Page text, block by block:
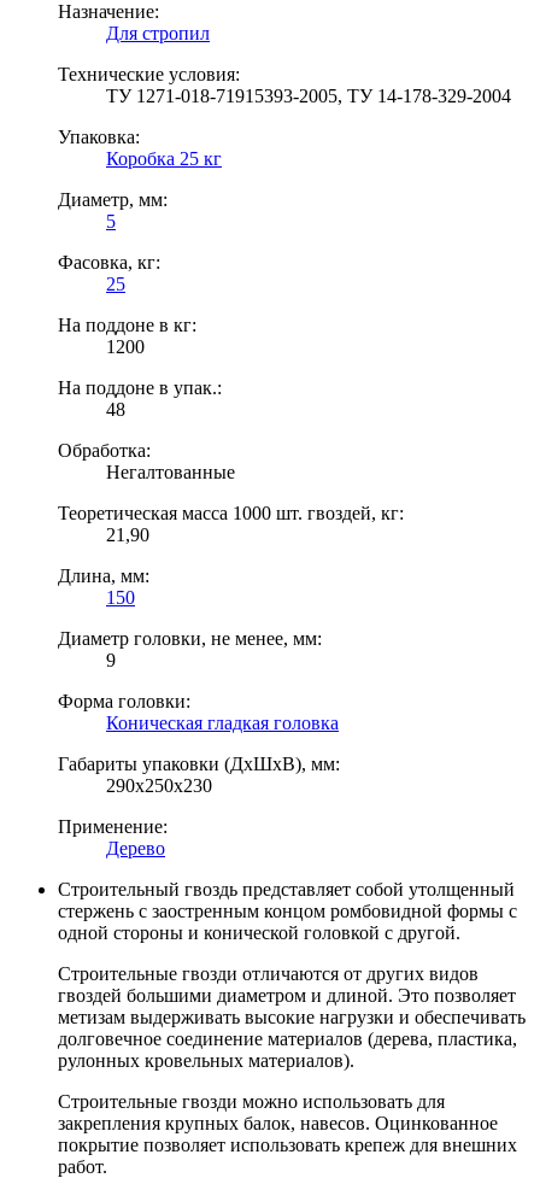
Назначение:
Для стропил
Технические условия:
ТУ 1271-018-71915393-2005, ТУ 14-178-329-2004
Упаковка:
Коробка 25 кг
Диаметр, мм:
5
Фасовка, кг:
25
На поддоне в кг:
1200
На поддоне в упак.:
48
Обработка:
Негалтованные
Теоретическая масса 1000 шт. гвоздей, кг:
21,90
Длина, мм:
150
Диаметр головки, не менее, мм:
9
Форма головки:
Коническая гладкая головка
Габариты упаковки (ДхШхВ), мм:
290х250х230
Применение:
Дерево
Строительный гвоздь представляет собой утолщенный
стержень с заостренным концом ромбовидной формы с
одной стороны и конической головкой с другой.
Строительные гвозди отличаются от других видов
гвоздей большими диаметром и длиной. Это позволяет
метизам выдерживать высокие нагрузки и обеспечивать
долговечное соединение материалов (дерева, пластика,
рулонных кровельных материалов).
Строительные гвозди можно использовать для
закрепления крупных балок, навесов. Оцинкованное
покрытие позволяет использовать крепеж для внешних
работ.